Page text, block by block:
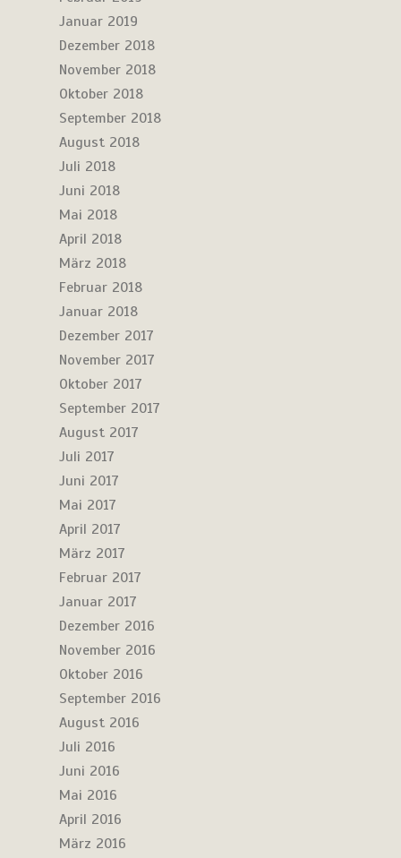
Januar 2019
Dezember 2018
November 2018
Oktober 2018
September 2018
August 2018
Juli 2018
Juni 2018
Mai 2018
April 2018
März 2018
Februar 2018
Januar 2018
Dezember 2017
November 2017
Oktober 2017
September 2017
August 2017
Juli 2017
Juni 2017
Mai 2017
April 2017
März 2017
Februar 2017
Januar 2017
Dezember 2016
November 2016
Oktober 2016
September 2016
August 2016
Juli 2016
Juni 2016
Mai 2016
April 2016
März 2016